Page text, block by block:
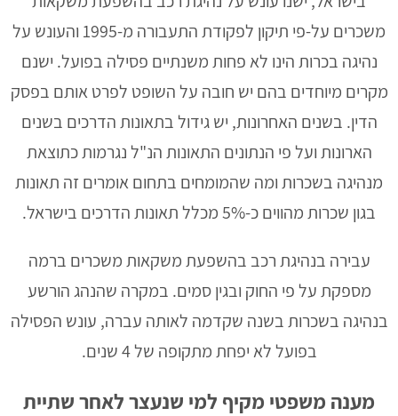
משכרים על-פי תיקון לפקודת התעבורה מ-1995 והעונש על
נהיגה בכרות הינו לא פחות משנתיים פסילה בפועל. ישנם
מקרים מיוחדים בהם יש חובה על השופט לפרט אותם בפסק
הדין. בשנים האחרונות, יש גידול בתאונות הדרכים בשנים
הארונות ועל פי הנתונים התאונות הנ"ל נגרמות כתוצאת
מנהיגה בשכרות ומה שהמומחים בתחום אומרים זה תאונות
בגון שכרות מהווים כ-5% מכלל תאונות הדרכים בישראל.
עבירה בנהיגת רכב בהשפעת משקאות משכרים ברמה
מספקת על פי החוק ובגין סמים. במקרה שהנהג הורשע
בנהיגה בשכרות בשנה שקדמה לאותה עברה, עונש הפסילה
בפועל לא יפחת מתקופה של 4 שנים.
מענה משפטי מקיף למי שנעצר לאחר שתיית